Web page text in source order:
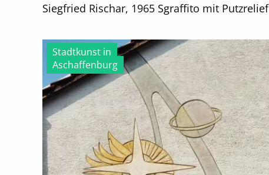
Siegfried Rischar, 1965 Sgraffito mit Putzrelief
Stadtkunst in
Aschaffenburg